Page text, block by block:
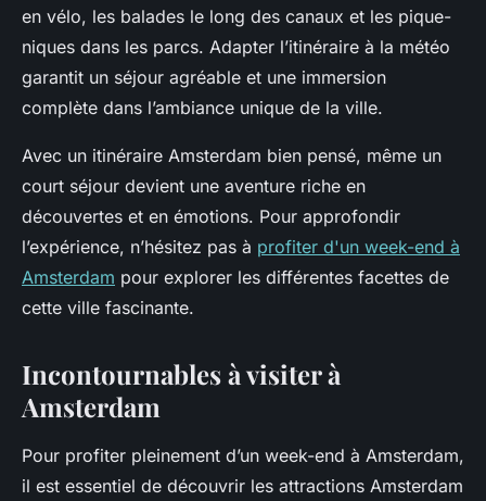
en vélo, les balades le long des canaux et les pique-
niques dans les parcs. Adapter l’itinéraire à la météo
garantit un séjour agréable et une immersion
complète dans l’ambiance unique de la ville.
Avec un itinéraire Amsterdam bien pensé, même un
court séjour devient une aventure riche en
découvertes et en émotions. Pour approfondir
l’expérience, n’hésitez pas à profiter d'un week-end à
Amsterdam pour explorer les différentes facettes de
cette ville fascinante.
Incontournables à visiter à
Amsterdam
Pour profiter pleinement d’un week-end à Amsterdam,
il est essentiel de découvrir les attractions Amsterdam